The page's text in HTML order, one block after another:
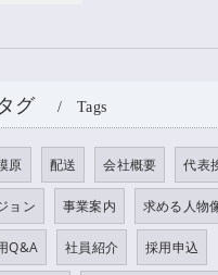
グ Tags
原 配送 会社概要 代表
ョン 事業案内 求める人物
Q&A 社員紹介 採用申込